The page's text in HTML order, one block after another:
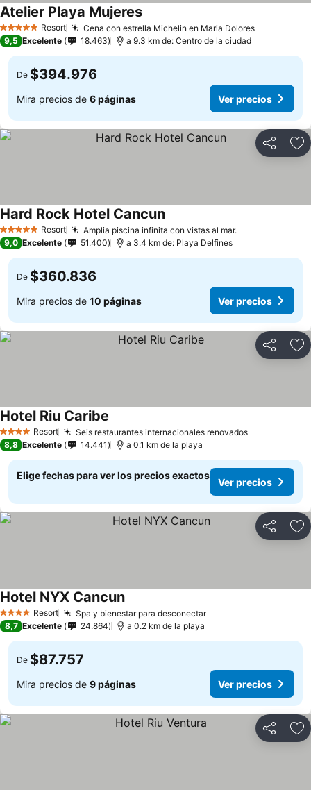
5 Estrellas Resort Cena con estrella Michelin en Maria DoloresVer
Atelier Playa MujeresVer precios
9,5 Excelente 18.463 a 9.3 km de: Centro de la ciudad
De $394.976
Mira precios de 6 páginas Ver precios
Compartir
5 Estrellas Resort Amplia piscina infinita con vistas al mar.Ver precios
Hard Rock Hotel CancunVer precios
9,0 Excelente 51.400 a 3.4 km de: Playa Delfines
De $360.836
Mira precios de 10 páginas Ver precios
Compartir
4 EstrellasResort Seis restaurantes internacionales renovadosVer precios
Hotel Riu Caribe
8,8 Excelente 14.441 a 0.1 km de la playa
Elige fechas para ver los precios exactos
Ver precios
Compartir
4 EstrellasResort Spa y bienestar para desconectarVer precios
Hotel NYX CancunVer precios
8,7 Excelente 24.864 a 0.2 km de la playa
De $87.757
Mira precios de 9 páginas Ver precios
Compartir